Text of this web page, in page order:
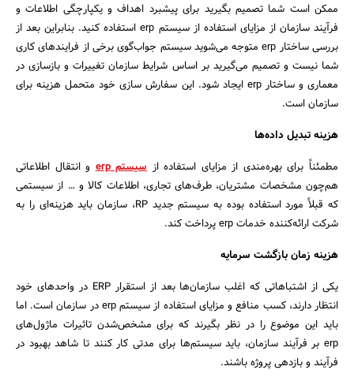
ممکن است شما تصمیم بگیرید برای پیشبرد اهداف و یکپارچگی اطلاعات و
فرآیند سازمان از مزایای استفاده از سیستم erp استفاده کنید. بنابراین بعد از
بررسی ساختار erp متوجه می‌شوید سیستم جواب‌گوی برخی از فرایندهای کاری
شما نیست و تصمیم می‌گیرید بر اساس شرایط سازمان تغییرات و بازسازی در
معماری و ساختار erp ایجاد شود. این سفارش سازی خود متحمل هزینه برای
سازمان است.
هزینه تبدیل داده‌ها
مطمئناً برای بهره‌مندی از مزایای استفاده ازسیستم erp
و انتقال اطلاعاتی
هم‌چون مشخصات مشتریان، طرف‌های تجاری، اطلاعات کالا و … از سیستمی
که قبلاً مورد استفاده بوده به سیستم جدید RP، سازمان باید هزینه‌ای را به
شرکت ارائه‌کننده خدمات erp پرداخت کند.
هزینه زمان بازگشت سرمایه
یکی از اشتباهاتی که اغلب سازمان‌ها بعد از استقرار ERP در واحدهای خود
انتظار دارند، کسب منافع و مزایای استفاده از سیستم erp در سازمان است. اما
باید این موضوع را در نظر بگیرند که برای مشخص‌شدن تاثیرات ماژول‌های
erp بر فرآیند سازمان، باید سیستم‌ها برای مدتی کار کنند تا شاهد بهبود در
فرآیند و بازدهی پروژه باشند.